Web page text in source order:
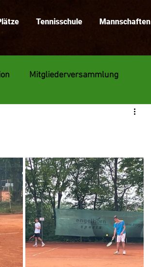
Tennisschule Mannschaften
Mitgliederversammlung